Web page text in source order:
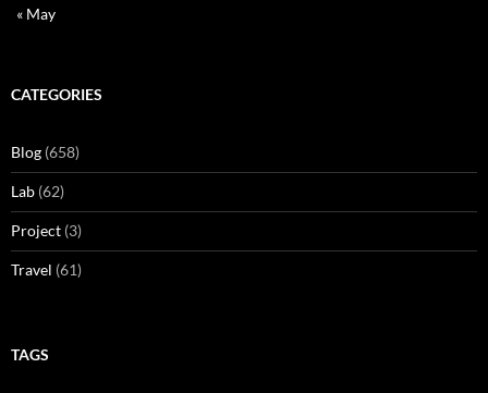
« May
CATEGORIES
Blog (658)
Lab (62)
Project (3)
Travel (61)
TAGS